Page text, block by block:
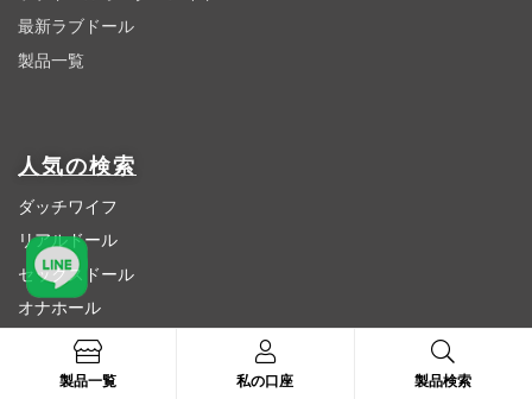
最新ラブドール
製品一覧
人気の検索
ダッチワイフ
リアルドール
セックスドール
オナホール
高級ラブドール
製品一覧 私の口座 製品検索